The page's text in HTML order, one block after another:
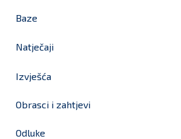
Baze
Natječaji
Izvješća
Obrasci i zahtjevi
Odluke